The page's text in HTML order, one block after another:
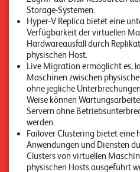
Storage-Systemen.
Hyper-V Replica bietet eine
Verfügbarkeit der virtuellen
Hardwareausfall durch
physischen Host.
Live Migration ermöglicht es,
Maschinen zwischen
ohne jegliche
Weise können
Servern ohne
werden.
Failover Clustering bietet eine
Anwendungen und Diensten
Clusters von virtuellen
physischen Hosts ausgeführt